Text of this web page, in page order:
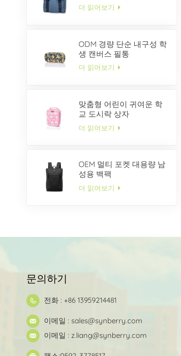
더 읽어보기
ODM 경량 단순 내구성 학
생 캔버스 필통
더 읽어보기
맞춤형 어린이 귀여운 학
교 도시락 상자
더 읽어보기
OEM 멀티 포켓 대용량 남
성용 백팩
더 읽어보기
문의하기
전화 : +86 13959214481
이메일 : sales@synberry.com
이메일 : z.liang@synberry.com